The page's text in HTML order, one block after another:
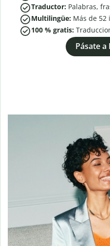
Traductor: Palabras,
Multilingüe: Más de 52
100 % gratis:
Pásate